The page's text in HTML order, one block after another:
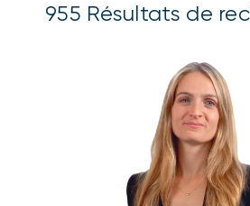
955 Résultats de